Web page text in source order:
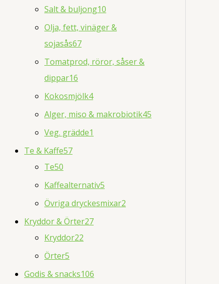
Salt & buljong10
Olja, fett, vinäger &
sojasås67
Tomatprod, röror, såser &
dippar16
Kokosmjölk4
Alger, miso & makrobiotik45
Veg. grädde1
Te & Kaffe57
Te50
Kaffealternativ5
Övriga dryckesmixar2
Kryddor & Örter27
Kryddor22
Örter5
Godis & snacks106